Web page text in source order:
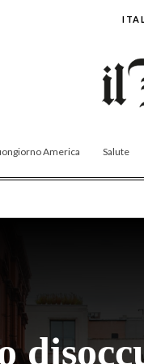
America Salute